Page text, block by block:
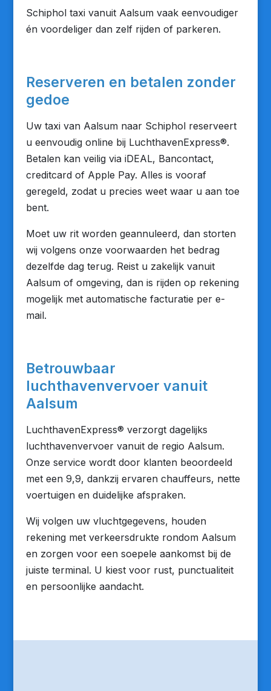
Schiphol taxi vanuit Aalsum vaak eenvoudiger
én voordeliger dan zelf rijden of parkeren.
Reserveren en betalen zonder
gedoe
Uw taxi van Aalsum naar Schiphol reserveert
u eenvoudig online bij LuchthavenExpress®.
Betalen kan veilig via iDEAL, Bancontact,
creditcard of Apple Pay. Alles is vooraf
geregeld, zodat u precies weet waar u aan toe
bent.
Moet uw rit worden geannuleerd, dan storten
wij volgens onze voorwaarden het bedrag
dezelfde dag terug. Reist u zakelijk vanuit
Aalsum of omgeving, dan is rijden op rekening
mogelijk met automatische facturatie per e-
mail.
Betrouwbaar
luchthavenvervoer vanuit
Aalsum
LuchthavenExpress® verzorgt dagelijks
luchthavenvervoer vanuit de regio Aalsum.
Onze service wordt door klanten beoordeeld
met een 9,9, dankzij ervaren chauffeurs, nette
voertuigen en duidelijke afspraken.
Wij volgen uw vluchtgegevens, houden
rekening met verkeersdrukte rondom Aalsum
en zorgen voor een soepele aankomst bij de
juiste terminal. U kiest voor rust, punctualiteit
en persoonlijke aandacht.